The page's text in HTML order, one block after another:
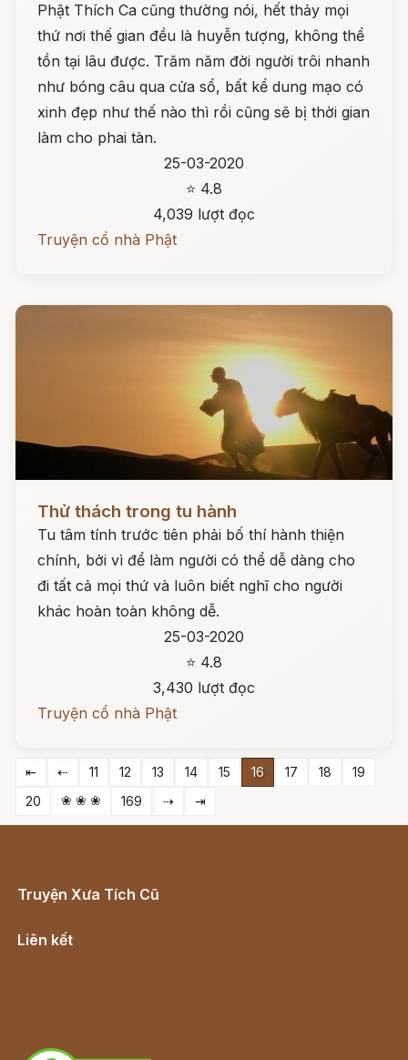
Phật Thích Ca cũng thường nói, hết thảy mọi
thứ nơi thế gian đều là huyễn tượng, không thể
tồn tại lâu được. Trăm năm đời người trôi nhanh
như bóng câu qua cửa sổ, bất kể dung mạo có
xinh đẹp như thế nào thì rồi cũng sẽ bị thời gian
làm cho phai tàn.
25-03-2020
⭐ 4.8
4,039 lượt đọc
Truyện cổ nhà Phật
Thử thách trong tu hành
Tu tâm tính trước tiên phải bố thí hành thiện
chính, bởi vì để làm người có thể dễ dàng cho
đi tất cả mọi thứ và luôn biết nghĩ cho người
khác hoàn toàn không dễ.
25-03-2020
⭐ 4.8
3,430 lượt đọc
Truyện cổ nhà Phật
⇤ ⇠ 11 12 13 14 15 16 17 18
19
20
❀ ❀ ❀ 169 ⇢ ⇥
Truyện Xưa Tích Cũ
Liên kết